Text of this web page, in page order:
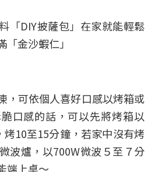
「DIY披薩包」在家就能輕鬆
金沙蝦仁」
，可依個人喜好口感以烤箱或
口感的話，可以先將烤箱以
10至15分鐘，若家中沒有烤
波爐，以700W微波５至７分
端上桌～